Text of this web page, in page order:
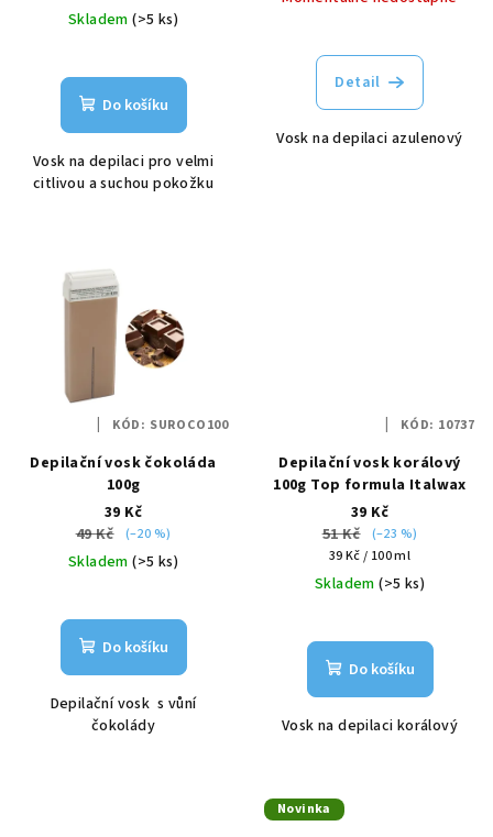
cena:
Skladem(>5 ks)
Do košíku
Vosk na depilaci pro velmi
citlivou a suchou pokožku
Detail
Vosk na depilaci azulenový
Depilační vosk čokoláda
100g
39 Kč
49 Kč
(–20 %)
Skladem(>5 ks)
Do košíku
Depilační vosk s vůní
čokolády
KÓD: SUROCO100
Depilační vosk korálový
100g Top formula Italwax
39 Kč
51 Kč
(–23 %)
Měrná
cena:
39 Kč / 100 ml
Skladem(>5 ks)
Do košíku
Vosk na depilaci korálový
KÓD: 10737
Novinka